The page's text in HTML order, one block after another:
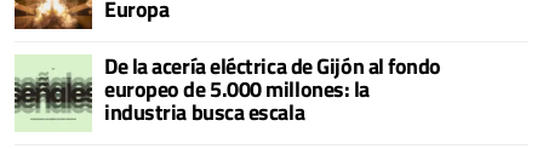
Europa
De la acería eléctrica de Gijón al fondo
europeo de 5.000 millones: la
industria busca escala